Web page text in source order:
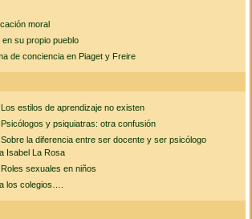
b
r
a
s
r
a
moral
su propio pueblo
de conciencia en Piaget y Freire
Los estilos de aprendizaje no existen
Psicólogos y psiquiatras: otra confusión
Sobre la diferencia entre ser docente y ser psicólogo
Isabel La Rosa
Roles sexuales en niños
los colegios….